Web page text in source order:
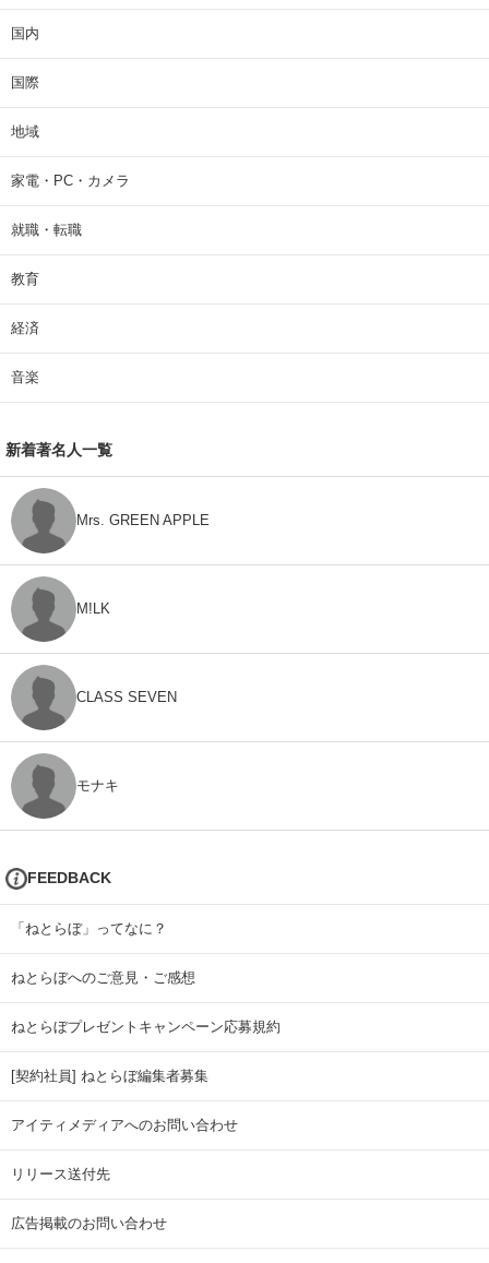
国内
国際
地域
家電・PC・カメラ
就職・転職
教育
経済
音楽
新着著名人一覧
Mrs. GREEN APPLE
M!LK
CLASS SEVEN
モナキ
FEEDBACK
「ねとらぼ」ってなに？
ねとらぼへのご意見・ご感想
ねとらぼプレゼントキャンペーン応募規約
[契約社員] ねとらぼ編集者募集
アイティメディアへのお問い合わせ
リリース送付先
広告掲載のお問い合わせ